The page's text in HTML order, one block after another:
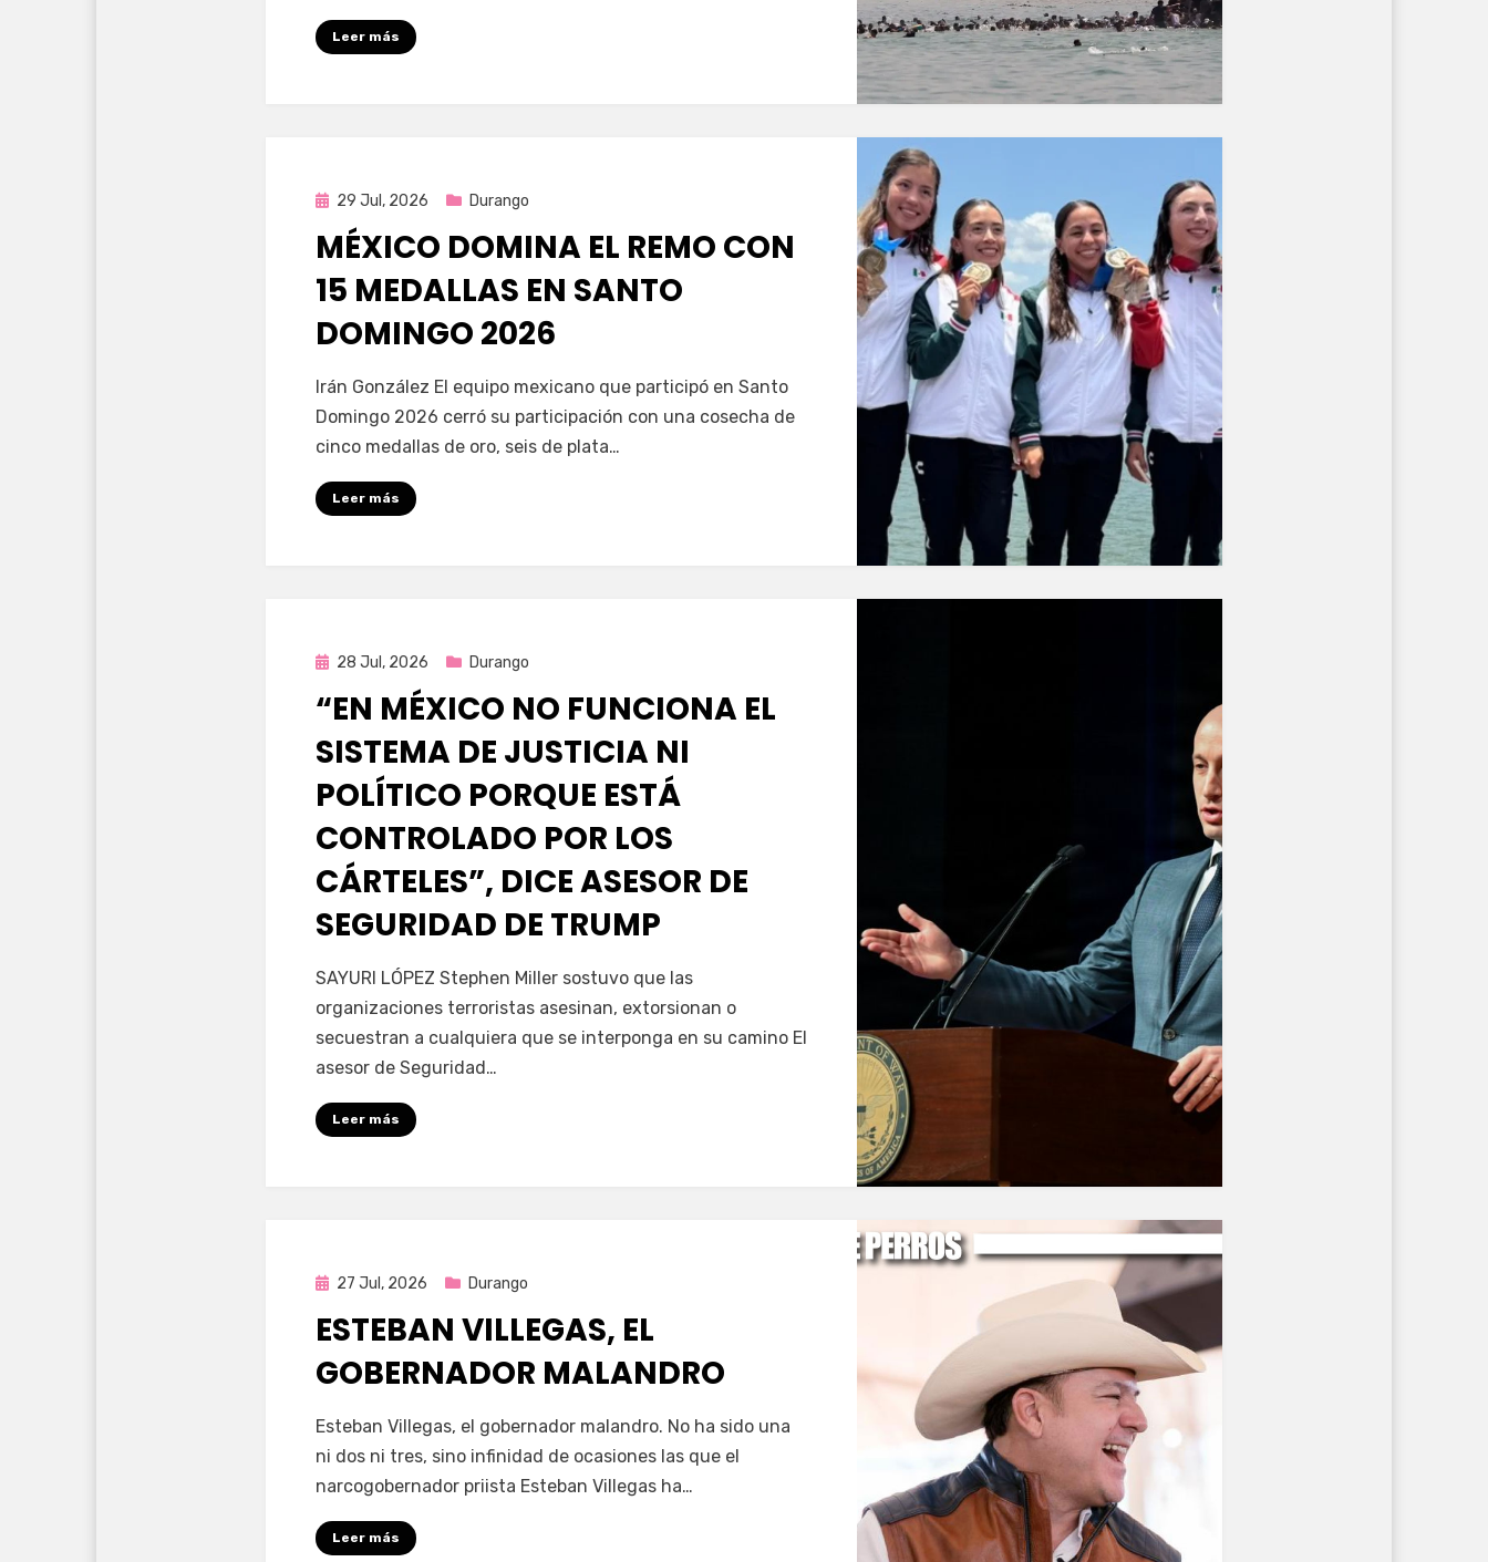
Leer más
Publicada
29 Jul, 2026 Durango
MÉXICO DOMINA EL REMO CON
15 MEDALLAS EN SANTO
DOMINGO 2026
porFernando Miranda Servín
Irán González El equipo mexicano que participó en Santo
Domingo 2026 cerró su participación con una cosecha de
cinco medallas de oro, seis de plata…
Leer más
Publicada
28 Jul, 2026 Durango
“EN MÉXICO NO FUNCIONA EL
SISTEMA DE JUSTICIA NI
POLÍTICO PORQUE ESTÁ
CONTROLADO POR LOS
CÁRTELES”, DICE ASESOR DE
SEGURIDAD DE TRUMP
porFernando Miranda Servín
SAYURI LÓPEZ Stephen Miller sostuvo que las
organizaciones terroristas asesinan, extorsionan o
secuestran a cualquiera que se interponga en su camino El
asesor de Seguridad…
Leer más
Publicada
27 Jul, 2026 Durango
ESTEBAN VILLEGAS, EL
GOBERNADOR MALANDRO
porFernando Miranda Servín
Esteban Villegas, el gobernador malandro. No ha sido una
ni dos ni tres, sino infinidad de ocasiones las que el
narcogobernador priista Esteban Villegas ha…
Leer más